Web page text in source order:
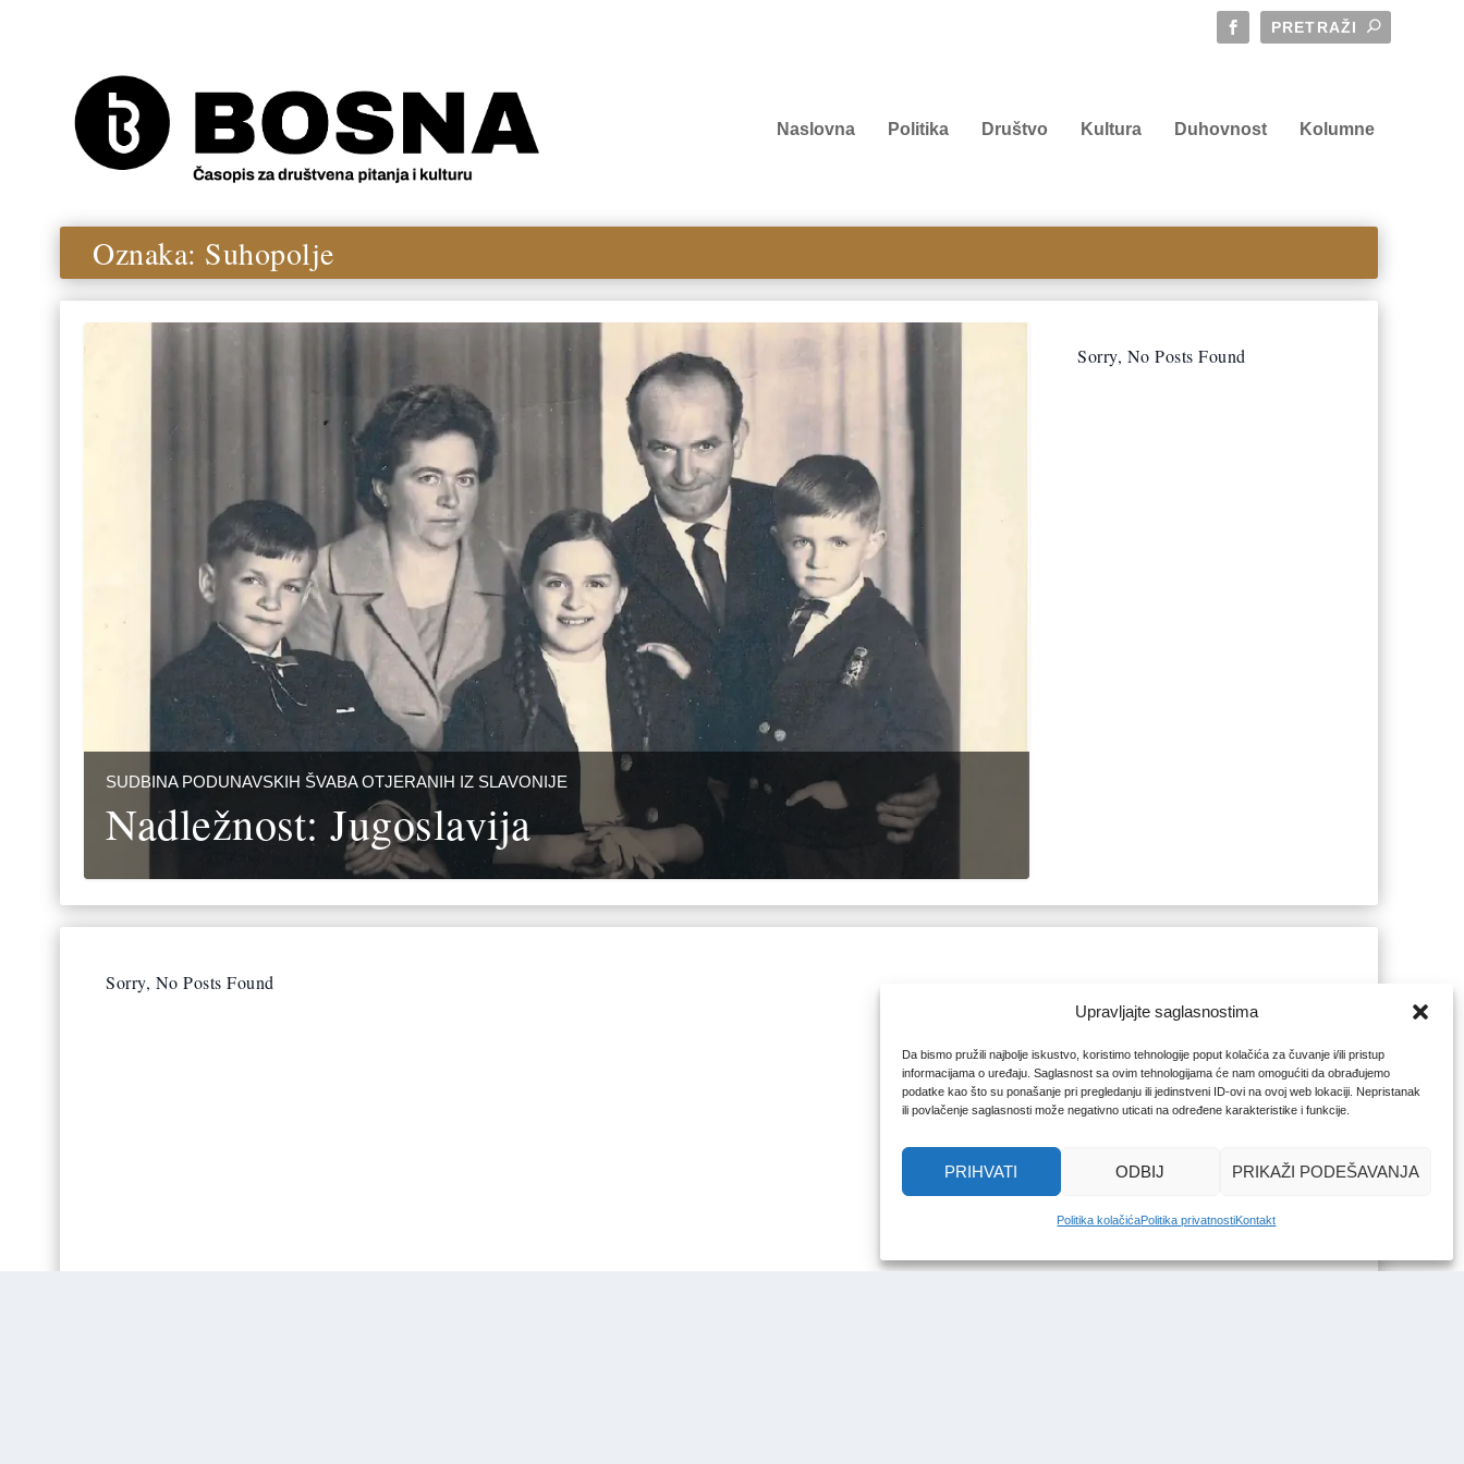
Upravljajte saglasnostima
Da bismo pružili najbolje iskustvo, koristimo tehnologije poput kolačića za čuvanje i/ili pristup
informacijama o uređaju. Saglasnost sa ovim tehnologijama će nam omogućiti da obrađujemo
podatke kao što su ponašanje pri pregledanju ili jedinstveni ID-ovi na ovoj web lokaciji. Nepristanak
ili povlačenje saglasnosti može negativno uticati na određene karakteristike i funkcije.
PRIHVATI ODBIJ PRIKAŽI PODEŠAVANJA
Politika kolačićaPolitika privatnostiKontakt
Naslovna Politika Društvo Kultura Duhovnost Kolumne
Oznaka: Suhopolje
SUDBINA PODUNAVSKIH ŠVABA OTJERANIH IZ SLAVONIJE
Nadležnost: Jugoslavija
Sorry, No Posts Found
Sorry, No Posts Found